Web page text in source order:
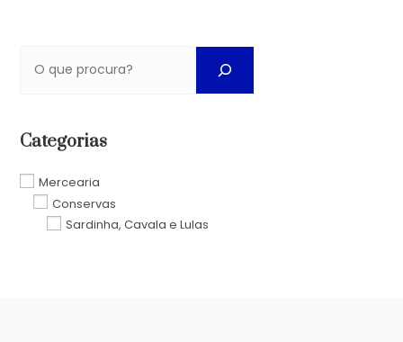
Categorias
Mercearia
Conservas
Sardinha, Cavala e Lulas